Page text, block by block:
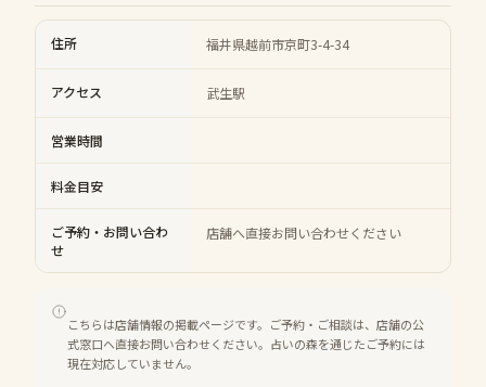
住所 福井県越前市京町3-4-34
アクセス 武生駅
営業時間
料金目安
ご予約・お問い合わ
せ
店舗へ直接お問い合わせください
こちらは店舗情報の掲載ページです。ご予約・ご相談は、店舗の公
式窓口へ直接お問い合わせください。占いの森を通じたご予約には
現在対応していません。